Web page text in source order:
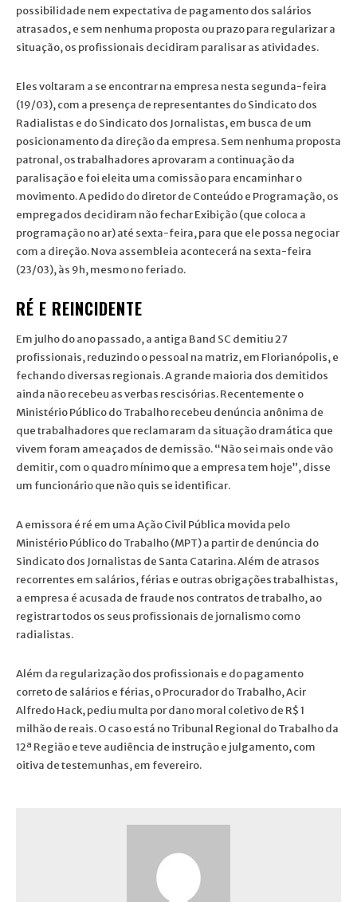
possibilidade nem expectativa de pagamento dos salários
atrasados, e sem nenhuma proposta ou prazo para regularizar a
situação, os profissionais decidiram paralisar as atividades.
Eles voltaram a se encontrar na empresa nesta segunda-feira
(19/03), com a presença de representantes do Sindicato dos
Radialistas e do Sindicato dos Jornalistas, em busca de um
posicionamento da direção da empresa. Sem nenhuma proposta
patronal, os trabalhadores aprovaram a continuação da
paralisação e foi eleita uma comissão para encaminhar o
movimento. A pedido do diretor de Conteúdo e Programação, os
empregados decidiram não fechar Exibição (que coloca a
programação no ar) até sexta-feira, para que ele possa negociar
com a direção. Nova assembleia acontecerá na sexta-feira
(23/03), às 9h, mesmo no feriado.
RÉ E REINCIDENTE
Em julho do ano passado, a antiga Band SC demitiu 27
profissionais, reduzindo o pessoal na matriz, em Florianópolis, e
fechando diversas regionais. A grande maioria dos demitidos
ainda não recebeu as verbas rescisórias. Recentemente o
Ministério Público do Trabalho recebeu denúncia anônima de
que trabalhadores que reclamaram da situação dramática que
vivem foram ameaçados de demissão. “Não sei mais onde vão
demitir, com o quadro mínimo que a empresa tem hoje”, disse
um funcionário que não quis se identificar.
A emissora é ré em uma Ação Civil Pública movida pelo
Ministério Público do Trabalho (MPT) a partir de denúncia do
Sindicato dos Jornalistas de Santa Catarina. Além de atrasos
recorrentes em salários, férias e outras obrigações trabalhistas,
a empresa é acusada de fraude nos contratos de trabalho, ao
registrar todos os seus profissionais de jornalismo como
radialistas.
Além da regularização dos profissionais e do pagamento
correto de salários e férias, o Procurador do Trabalho, Acir
Alfredo Hack, pediu multa por dano moral coletivo de R$ 1
milhão de reais. O caso está no Tribunal Regional do Trabalho da
12ª Região e teve audiência de instrução e julgamento, com
oitiva de testemunhas, em fevereiro.